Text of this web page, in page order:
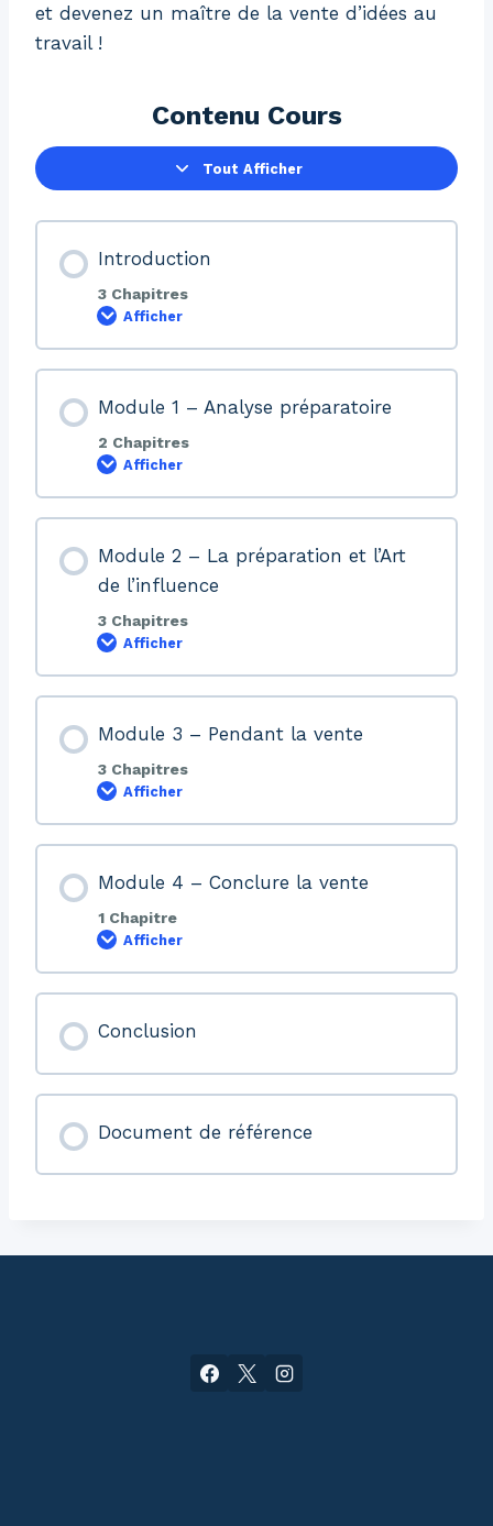
et devenez un maître de la vente d’idées au
travail !
Contenu Cours
Tout Afficher
Introduction
3 Chapitres
Afficher
Module 1 – Analyse préparatoire
2 Chapitres
Afficher
Module 2 – La préparation et l’Art
de l’influence
3 Chapitres
Afficher
Module 3 – Pendant la vente
3 Chapitres
Afficher
Module 4 – Conclure la vente
1 Chapitre
Afficher
Conclusion
Document de référence